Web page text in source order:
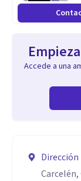
Accede a una